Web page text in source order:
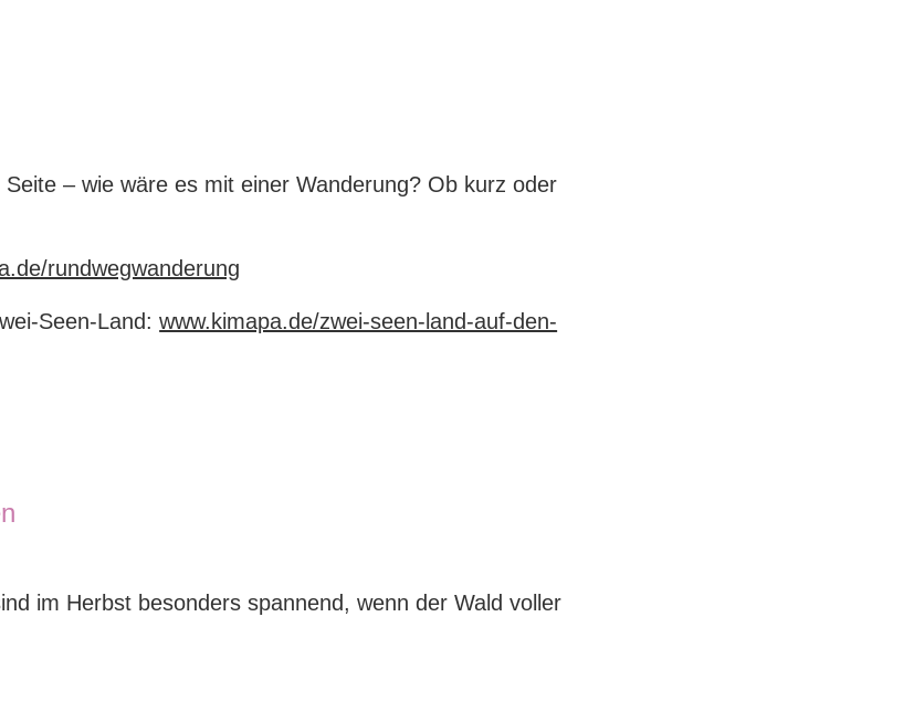
– wie wäre es mit einer Wanderung? Ob kurz oder
rundwegwanderung
Seen-Land:www.kimapa.de/zwei-seen-land-auf-den-
im Herbst besonders spannend, wenn der Wald voller